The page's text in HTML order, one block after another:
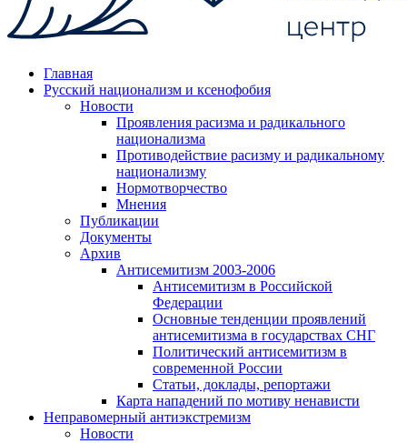
Главная
Русский национализм и ксенофобия
Новости
Проявления расизма и радикального
национализма
Противодействие расизму и радикальному
национализму
Нормотворчество
Мнения
Публикации
Документы
Архив
Антисемитизм 2003-2006
Антисемитизм в Российской
Федерации
Основные тенденции проявлений
антисемитизма в государствах СНГ
Политический антисемитизм в
современной России
Статьи, доклады, репортажи
Карта нападений по мотиву ненависти
Неправомерный антиэкстремизм
Новости